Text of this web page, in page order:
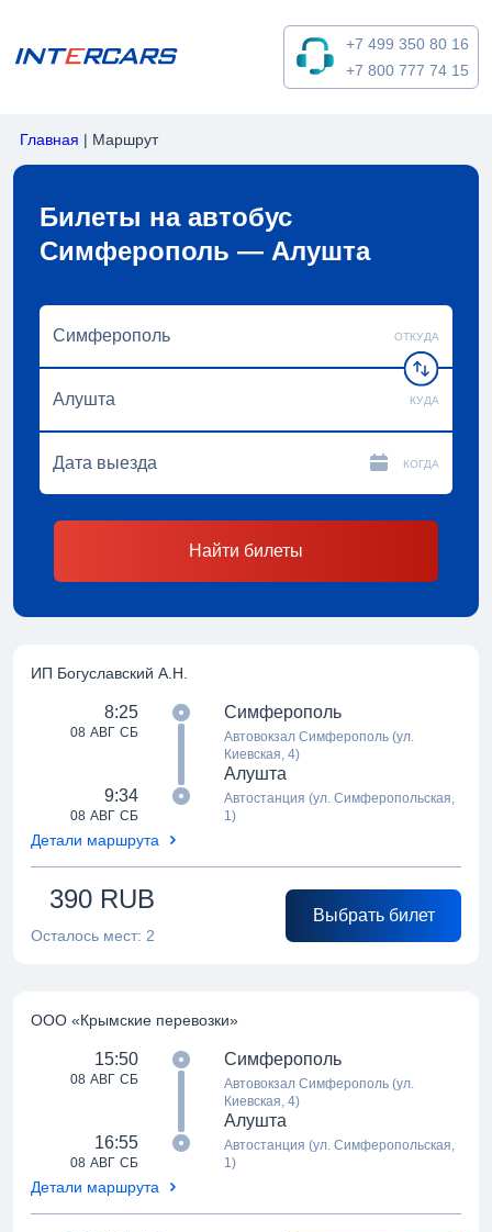
+7 499 350 80 16
+7 800 777 74 15
Главная | Маршрут
Билеты на автобус
Симферополь — Алушта
ОТКУДА
КУДА
КОГДА
Найти билеты
ИП Богуславский А.Н.
08 АВГ СБ
8:25
08 АВГ СБ
9:34
Симферополь
Автовокзал Симферополь (ул.
Киевская, 4)
Алушта
Автостанция (ул. Симферопольская,
1)
Детали маршрута
390 RUB
Осталось мест: 2
Выбрать билет
ООО «Крымские перевозки»
08 АВГ СБ
15:50
08 АВГ СБ
16:55
Симферополь
Автовокзал Симферополь (ул.
Киевская, 4)
Алушта
Автостанция (ул. Симферопольская,
1)
Детали маршрута